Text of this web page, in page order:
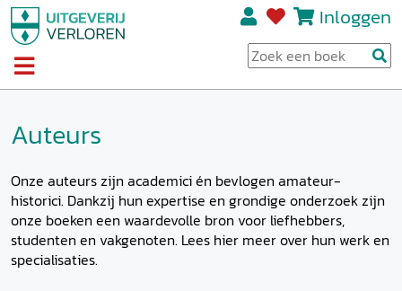
Inloggen
Auteurs
Onze auteurs zijn academici én bevlogen amateur-
historici. Dankzij hun expertise en grondige onderzoek zijn
onze boeken een waardevolle bron voor liefhebbers,
studenten en vakgenoten. Lees hier meer over hun werk en
specialisaties.